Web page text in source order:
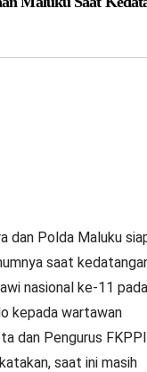
dan Polda Maluku
saat
nasional ke-11 pada
kepada wartawan
dan Pengurus
saat ini masih